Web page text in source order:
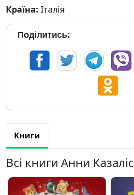
Країна: Італія
Поділитись:
Книги
Всі книги Анни Казаліс